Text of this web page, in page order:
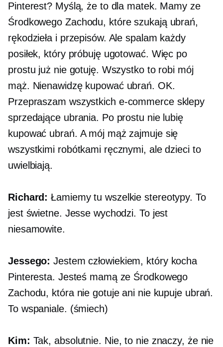
Pinterest? Myślą, że to dla matek. Mamy ze
Środkowego Zachodu, które szukają ubrań,
rękodzieła i przepisów. Ale spalam każdy
posiłek, który próbuję ugotować. Więc po
prostu już nie gotuję. Wszystko to robi mój
mąż. Nienawidzę kupować ubrań. OK.
Przepraszam wszystkich e-commercesklepy
sprzedające ubrania. Po prostu nie lubię
kupować ubrań. A mój mąż zajmuje się
wszystkimi robótkami ręcznymi, ale dzieci to
uwielbiają.
Richard: Łamiemy tu wszelkie stereotypy. To
jest świetne. Jesse wychodzi. To jest
niesamowite.
Jessego: Jestem człowiekiem, który kocha
Pinteresta. Jesteś mamą ze Środkowego
Zachodu, która nie gotuje ani nie kupuje ubrań.
To wspaniale. (śmiech)
Kim: Tak, absolutnie. Nie, to nie znaczy, że nie